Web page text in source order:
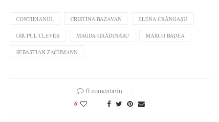
CONTIDIANUL CRISTINA BAZAVAN ELENA CRÂNGAȘU
GRUPUL CLEVER MAGDA GRĂDINARU MARCO BADEA
SEBASTIAN ZACHMANN
0 comentariu
0